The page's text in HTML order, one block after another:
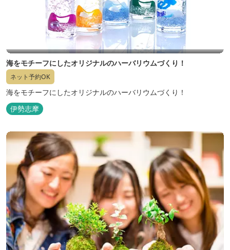
海をモチーフにしたオリジナルのハーバリウムづくり！
ネット予約OK
海をモチーフにしたオリジナルのハーバリウムづくり！
伊勢志摩